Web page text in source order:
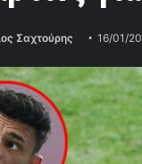
Σαχτούρης 16/01/